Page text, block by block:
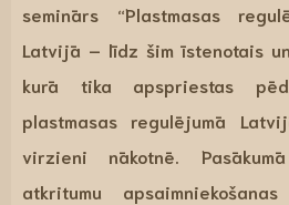
seminārs “Plastmasas
Latvijā – līdz šim īstenotais
kurā tika apspriestas
plastmasas regulējumā
virzieni nākotnē.
atkritumu